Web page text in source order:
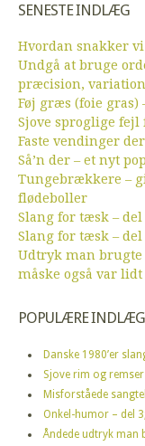
SENESTE INDLÆG
Hvordan snakker
Undgå at bruge
præcision,
Føj græs (foie gras)
Sjove sproglige fejl
Faste vendinger
Så’n der – et nyt
Tungebrækkere –
flødeboller
Slang for tæsk – del
Slang for tæsk – del
Udtryk man brugte
måske også var
POPULÆRE INDLÆG
Danske 1980’er
Sjove rim og remser
Misforståede
Onkel-humor – del
Åndede udtryk man